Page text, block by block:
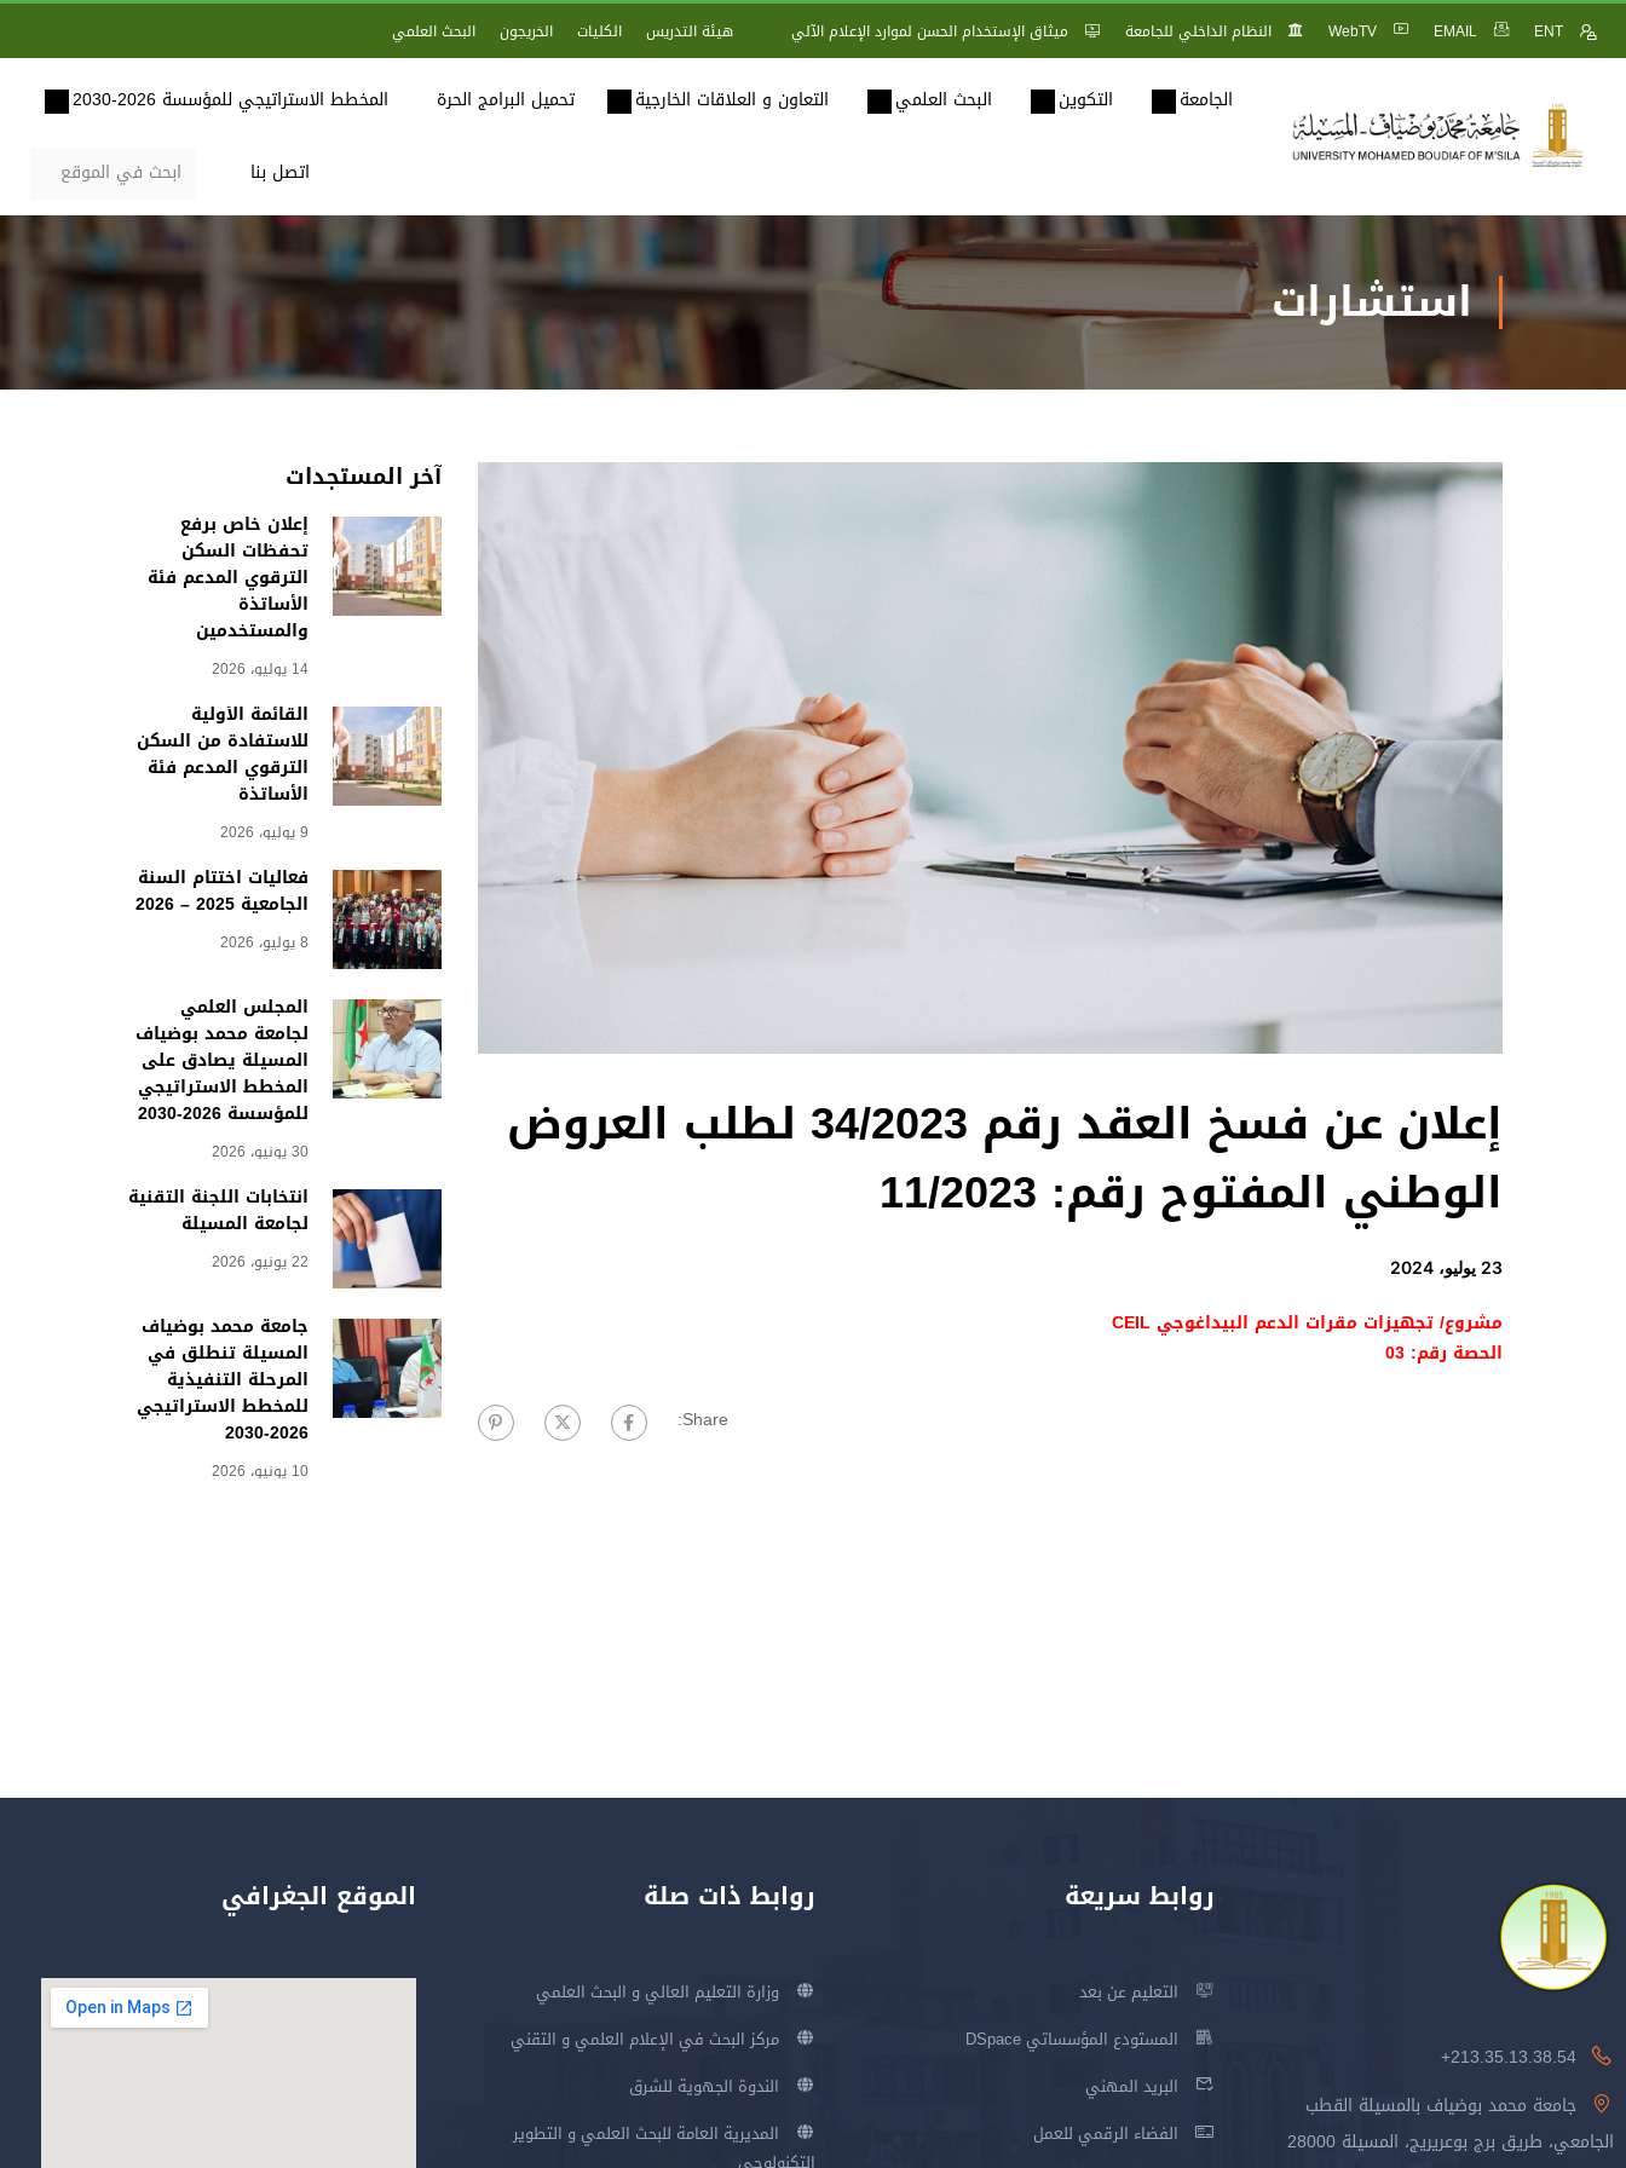
ENT
EMAIL
WebTV النظام الداخلي للجامعة ميثاق الإستخدام الحسن لموارد الإعلام الآلي هيئة التدريس الكليات الخريجون البحث العلمي
الجامعة التكوين البحث العلمي التعاون و العلاقات الخارجية تحميل البرامج الحرة المخطط الاستراتيجي للمؤسسة 2026-2030
اتصل بنا
استشارات
إعلان عن فسخ العقد رقم 34/2023 لطلب العروض
الوطني المفتوح رقم: 11/2023
23 يوليو، 2024
مشروع/ تجهيزات مقرات الدعم البيداغوجي CEIL
الحصة رقم: 03
Share:
آخر المستجدات
إعلان خاص برفع
تحفظات السكن
الترقوي المدعم فئة
الأساتذة
والمستخدمين
14 يوليو، 2026
القائمة الأولية
للاستفادة من السكن
الترقوي المدعم فئة
الأساتذة
9 يوليو، 2026
فعاليات اختتام السنة
الجامعية 2025 – 2026
8 يوليو، 2026
المجلس العلمي
لجامعة محمد بوضياف
المسيلة يصادق على
المخطط الاستراتيجي
للمؤسسة 2026-2030
30 يونيو، 2026
انتخابات اللجنة التقنية
لجامعة المسيلة
22 يونيو، 2026
جامعة محمد بوضياف
المسيلة تنطلق في
المرحلة التنفيذية
للمخطط الاستراتيجي
2026-2030
10 يونيو، 2026
213.35.13.38.54+
جامعة محمد بوضياف بالمسيلة القطب
الجامعي، طريق برج بوعريريج، المسيلة 28000
روابط سريعة
التعليم عن بعد
المستودع المؤسساتي DSpace
البريد المهني
الفضاء الرقمي للعمل
روابط ذات صلة
وزارة التعليم العالي و البحث العلمي
مركز البحث في الإعلام العلمي و التقني
الندوة الجهوية للشرق
المديرية العامة للبحث العلمي و التطوير
الموقع الجغرافي